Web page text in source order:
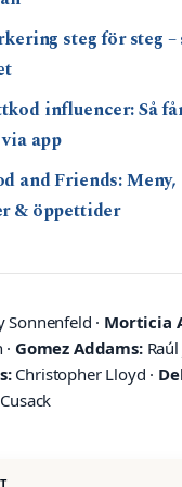
steg för steg –
influencer: Så
app
and Friends: Meny,
& öppettider
· Morticia
Gomez Addams:Raúl
Christopher Lloyd ·